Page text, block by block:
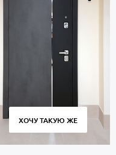
ХОЧУ ТАКУЮ ЖЕ